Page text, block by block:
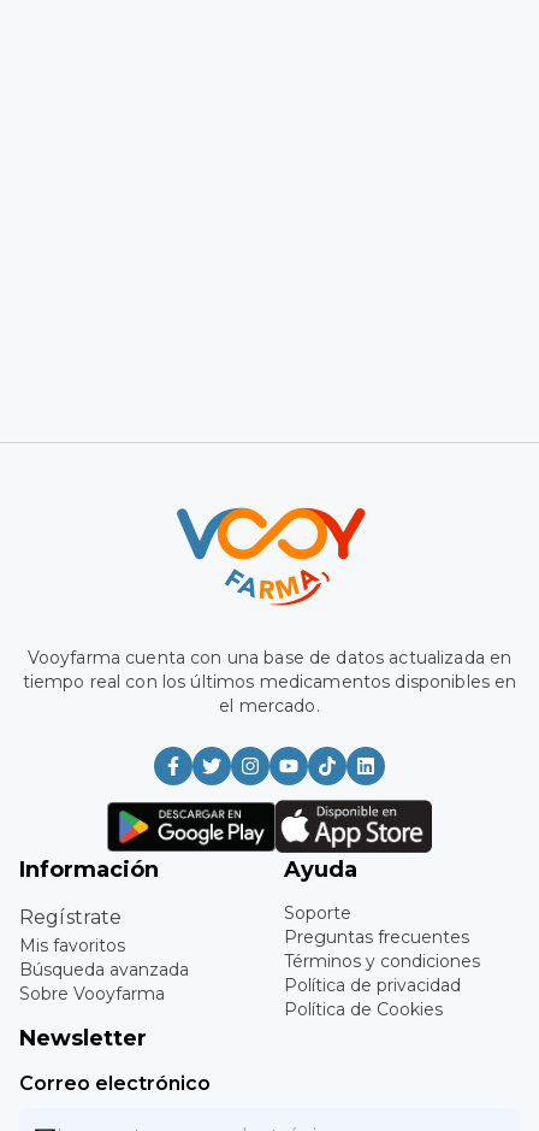
Vooyfarma cuenta con una base de datos actualizada en
tiempo real con los últimos medicamentos disponibles en
el mercado.
Información
Regístrate
Mis favoritos
Búsqueda avanzada
Sobre Vooyfarma
Ayuda
Soporte
Preguntas frecuentes
Términos y condiciones
Política de privacidad
Política de Cookies
Newsletter
Correo electrónico